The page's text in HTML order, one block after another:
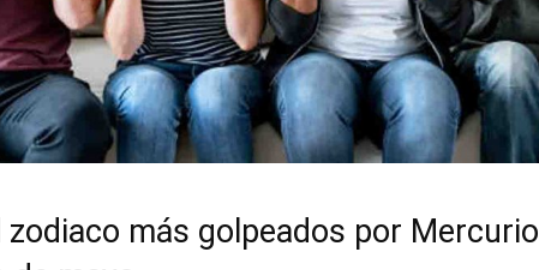
zodiaco más golpeados por Mercurio